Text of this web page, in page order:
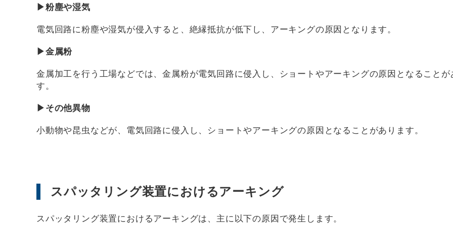
▶粉塵や湿気
電気回路に粉塵や湿気が侵入すると、絶縁抵抗が低下し、アーキングの原因となります。
▶金属粉
金属加工を行う工場などでは、金属粉が電気回路に侵入し、ショートやアーキングの原因となることが
す。
▶その他異物
小動物や昆虫などが、電気回路に侵入し、ショートやアーキングの原因となることがあります。
スパッタリング装置におけるアーキング
スパッタリング装置におけるアーキングは、主に以下の原因で発生します。